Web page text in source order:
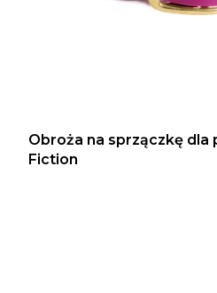
Obroża na sprzączkę dla
Fiction